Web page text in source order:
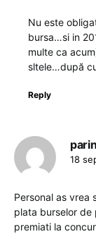
Nu este
bursa…si in
multe ca
sltele…după
Reply
18
Personal as vrea
plata burselor de
premiati la